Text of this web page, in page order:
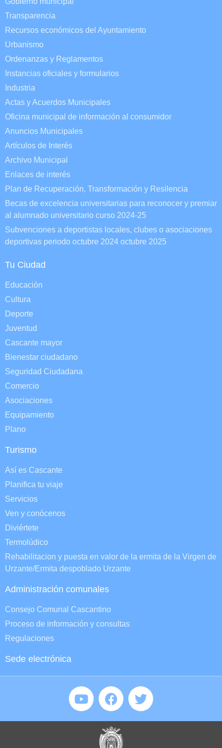
Transparencia
Recursos económicos del Ayuntamiento
Urbanismo
Ordenanzas y Reglamentos
Instancias oficiales y formularios
Industria
Actas y Acuerdos Municipales
Oficina municipal de información al consumidor
Anuncios Municipales
Artículos de Interés
Archivo Municipal
Enlaces de interés
Plan de Recuperación, Transformación y Resilencia
Becas de excelencia universitarias para reconocer y premiar
al alumnado universitario curso 2024-25
Subvenciones a deportistas locales, clubes o asociaciones
deportivas periodo octubre 2024 octubre 2025
Tu Ciudad
Educación
Cultura
Deporte
Juventud
Cascante mayor
Bienestar ciudadano
Seguridad Ciudadana
Comercio
Asociaciones
Equipamiento
Plano
Turismo
Así es Cascante
Planifica tu viaje
Servicios
Ven y conócenos
Diviértete
Termolúdico
Rehabilitacion y puesta en valor de la ermita de la Virgen de
Urzante/Ermita despoblado Urzante
Administración comunales
Consejo Comunal Cascantino
Proceso de información y consultas
Regulaciones
Sede electrónica